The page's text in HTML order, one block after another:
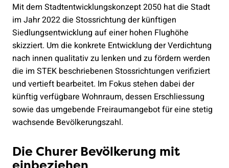
Mit dem Stadtentwicklungskonzept 2050 hat die Stadt
im Jahr 2022 die Stossrichtung der künftigen
Siedlungsentwicklung auf einer hohen Flughöhe
skizziert. Um die konkrete Entwicklung der Verdichtung
nach innen qualitativ zu lenken und zu fördern werden
die im STEK beschriebenen Stossrichtungen verifiziert
und vertieft bearbeitet. Im Fokus stehen dabei der
künftig verfügbare Wohnraum, dessen Erschliessung
sowie das umgebende Freiraumangebot für eine stetig
wachsende Bevölkerungszahl.
Die Churer Bevölkerung mit